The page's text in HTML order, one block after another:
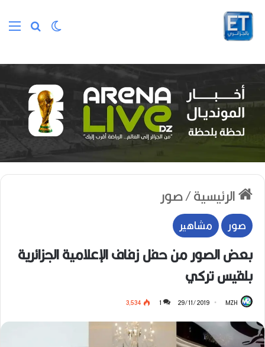
بحث عن
الوضع المظلم
الرئيسية/صور
صور مشاهير
بعض الصور من حفل زفاف الإعلامية الجزائرية
بلقيس تركي
MZH
29/11/2019
1 3٬534